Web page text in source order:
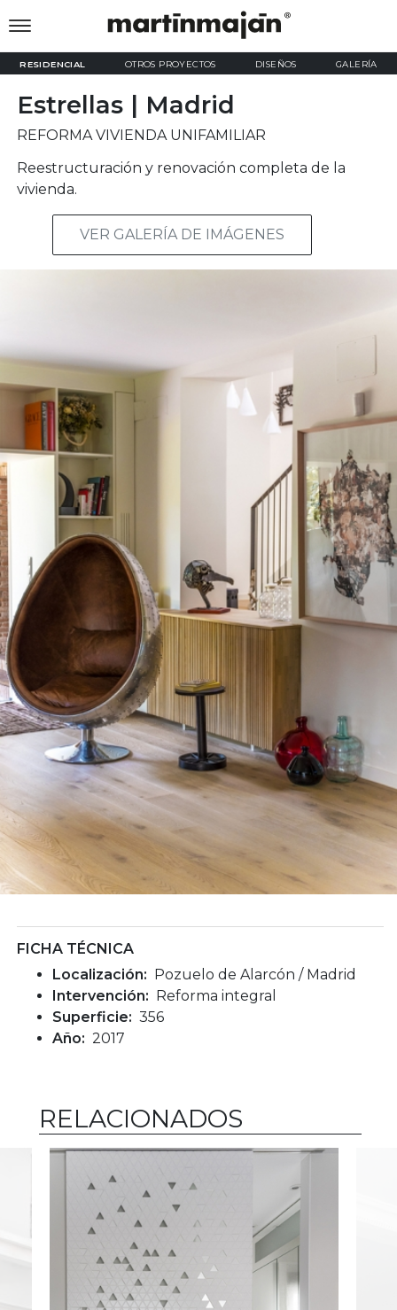
RESIDENCIAL OTROS PROYECTOS DISEÑOS GALERÍA
Estrellas | Madrid
REFORMA VIVIENDA UNIFAMILIAR
Reestructuración y renovación completa de la
vivienda.
VER GALERÍA DE IMÁGENES
FICHA TÉCNICA
Localización: Pozuelo de Alarcón / Madrid
Intervención: Reforma integral
Superficie: 356
Año: 2017
RELACIONADOS